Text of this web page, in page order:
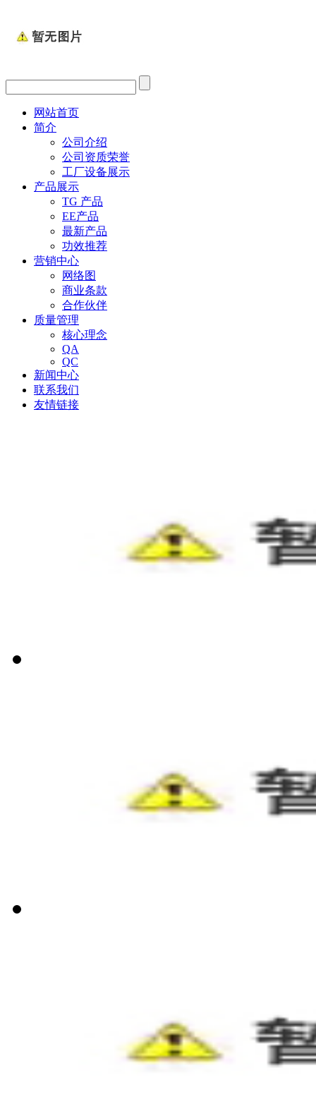
网站首页
简介
公司介绍
公司资质荣誉
工厂设备展示
产品展示
TG 产品
EE产品
最新产品
功效推荐
营销中心
网络图
商业条款
合作伙伴
质量管理
核心理念
QA
QC
新闻中心
联系我们
友情链接